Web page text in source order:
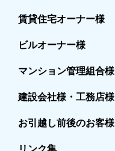
賃貸住宅オーナー様
ビルオーナー様
マンション管理組合様
建設会社様・工務店様
お引越し前後のお客様